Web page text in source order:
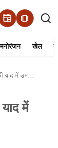
newspaper amp_stories
मनोरंजन खेल
अकीदत का सैलाब
में